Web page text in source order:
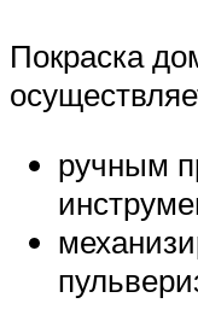
Покраска
ручным